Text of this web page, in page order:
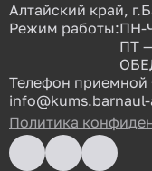
Алтайский край,
Режим работы:ПН-
ПТ
Телефон приемной
Политика